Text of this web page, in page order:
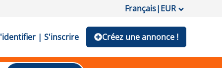
Français|EUR
| S'inscrire Créez une annonce !